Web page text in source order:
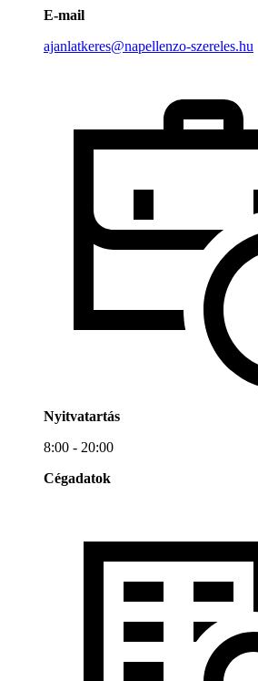
E-mail
ajanlatkeres@napellenzo-szereles.hu
Nyitvatartás
8:00 - 20:00
Cégadatok